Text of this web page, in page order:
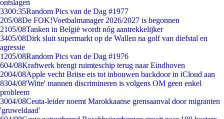
ontslagen
3300:35Random Pics van de Dag #1977
205/08De FOK!Voetbalmanager 2026/2027 is begonnen
2105/08Tanken in België wordt nóg aantrekkelijker
3405/08Dirk sluit supermarkt op de Wallen na golf van diefstal en
agressie
1205/08Random Pics van de Dag #1976
604/08Kraftwerk brengt ruimteschip terug naar Eindhoven
2004/08Apple vecht Britse eis tot inbouwen backdoor in iCloud aan
8304/08'Witte' mannen discrimineren is volgens OM geen enkel
probleem
3004/08Ceuta-leider noemt Marokkaanse grensaanval door migranten
'gruweldaad'